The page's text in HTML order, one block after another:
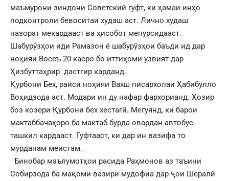
маъмурони зиндони Советский гуфт, ки ҳамаи инҳо
подконтроли бевоситаи худаш аст. Лично худаш
назорат мекардааст ва ҳисобот мепурсидааст.
Шабурӯзҳои иди Рамазон ё шабурӯзҳои баъди ид дар
ноҳияи Восеъ 20 касро бо иттиҳоми узвият дар
Ҳизбуттаҳрир дастгир карданд.
Қурбони Бех, раиси ноҳияи Вахш писархолаи Ҳабибулло
Воҳидзода аст. Модари ин ду нафар фархорианд. Ҳозир
боз козери Қурбони бех хестагӣ. Мегуянд, ки барои
мактаббачаҳоро ба мактаб бурда овардан автобус
ташкил кардааст. Гуфтааст, ки дар ин вазифа то
мурданам меистам.
Бинобар маълумотҳои расида Раҳмонов аз таъини
Собирзода ба мақоми вазири мудофиа дар ҷои Шералӣ